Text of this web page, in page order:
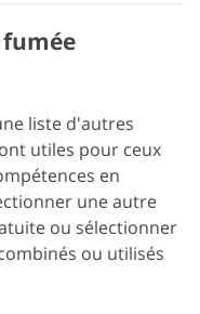
liste d'autres
utiles pour ceux
en
une autre
ou sélectionner
ou utilisés